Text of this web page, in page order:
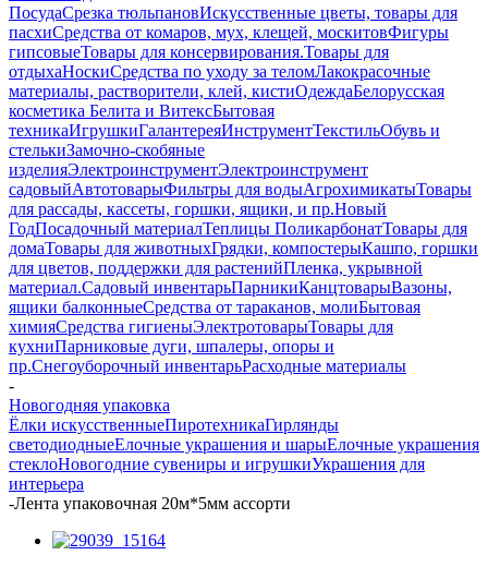
ПосудаСрезка тюльпановИскусственные цветы, товары для
пасхиСредства от комаров, мух, клещей, москитовФигуры
гипсовыеТовары для консервирования.Товары для
отдыхаНоскиСредства по уходу за теломЛакокрасочные
материалы, растворители, клей, кистиОдеждаБелорусская
косметика Белита и ВитексБытовая
техникаИгрушкиГалантереяИнструментТекстильОбувь и
стелькиЗамочно-скобяные
изделияЭлектроинструментЭлектроинструмент
садовыйАвтотоварыФильтры для водыАгрохимикатыТовары
для рассады, кассеты, горшки, ящики, и пр.Новый
ГодПосадочный материалТеплицы ПоликарбонатТовары для
домаТовары для животныхГрядки, компостерыКашпо, горшки
для цветов, поддержки для растенийПленка, укрывной
материал.Садовый инвентарьПарникиКанцтоварыВазоны,
ящики балконныеСредства от тараканов, молиБытовая
химияСредства гигиеныЭлектротоварыТовары для
кухниПарниковые дуги, шпалеры, опоры и
пр.Снегоуборочный инвентарьРасходные материалы
-
Новогодняя упаковка
Ёлки искусственныеПиротехникаГирлянды
светодиодныеЕлочные украшения и шарыЕлочные украшения
стеклоНовогодние сувениры и игрушкиУкрашения для
интерьера
-Лента упаковочная 20м*5мм ассорти